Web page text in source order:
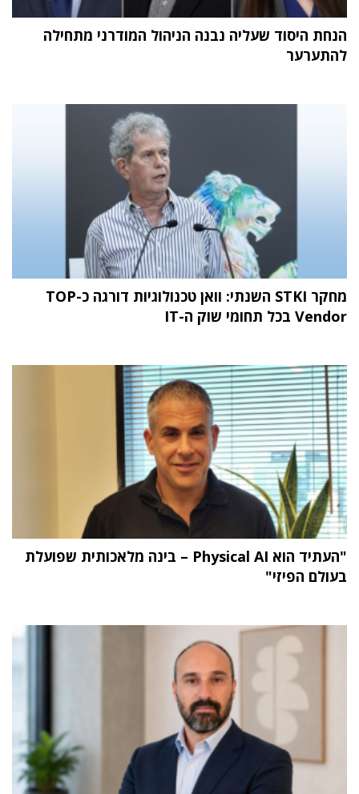
הנחת היסוד שעליה נבנה הניהול המודרני מתחילה
להתערער
מחקר STKI השנתי: וואן טכנולוגיות דורגה כ-TOP
Vendor בכל תחומי שוק ה-IT
"העתיד הוא Physical AI – בינה מלאכותית שפועלת
בעולם הפיזי"